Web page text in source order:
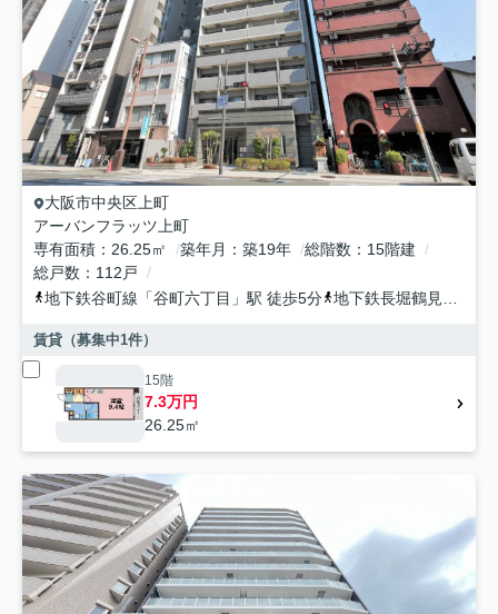
大阪市中央区上町
アーバンフラッツ上町
専有面積
26.25㎡ 築年月 築19年 総階数
15階建
総戸数
112戸
地下鉄谷町線 「谷町六丁目 」駅 徒歩5分 地下鉄長堀鶴見緑地
賃貸（募集中1件）
15階
7.3万円
26.25㎡